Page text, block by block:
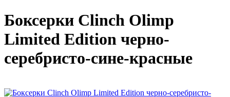
Боксерки Clinch Olimp
Limited Edition черно-
серебристо-сине-красные